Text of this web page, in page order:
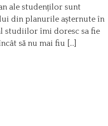
ale studenților sunt
din planurile așternute în
studiilor îmi doresc sa fie
să nu mai fiu […]